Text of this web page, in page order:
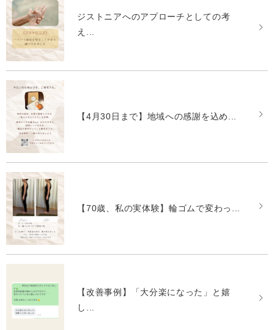
ジストニアへのアプローチとしての考
え...
【4月30日まで】地域への感謝を込め...
【70歳、私の実体験】輪ゴムで変わっ...
【改善事例】「大分楽になった」と嬉
し...